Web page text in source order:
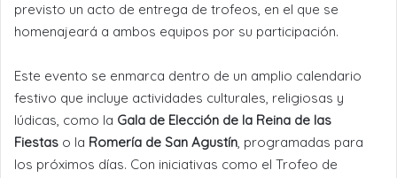
previsto un acto de entrega de trofeos, en el que se
homenajeará a ambos equipos por su participación.
Este evento se enmarca dentro de un amplio calendario
festivo que incluye actividades culturales, religiosas y
lúdicas, como la Gala de Elección de la Reina de las
Fiestas o la Romería de San Agustín, programadas para
los próximos días. Con iniciativas como el Trofeo de